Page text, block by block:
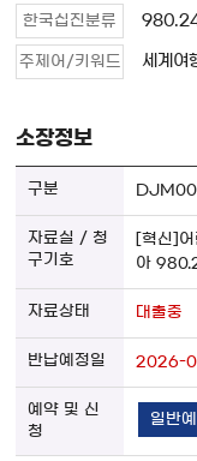
한국십진분류
주제어/키워드 세계여
소장정보
[혁신]
아
대출중
2026-
일반